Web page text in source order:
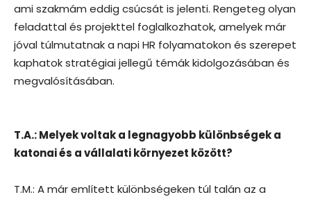
ami szakmám eddig csúcsát is jelenti. Rengeteg olyan
feladattal és projekttel foglalkozhatok, amelyek már
jóval túlmutatnak a napi HR folyamatokon és szerepet
kaphatok stratégiai jellegű témák kidolgozásában és
megvalósításában.
T.A.: Melyek voltak a legnagyobb különbségek a
katonai és a vállalati környezet között?
T.M.: A már említett különbségeken túl talán az a